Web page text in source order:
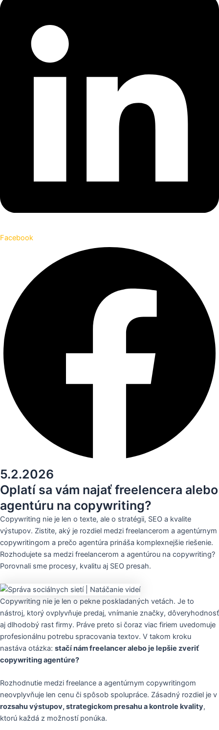
Facebook
5.2.2026
Oplatí sa vám najať freelencera alebo
agentúru na copywriting?
Copywriting nie je len o texte, ale o stratégii, SEO a kvalite
výstupov. Zistite, aký je rozdiel medzi freelancerom a agentúrnym
copywritingom a prečo agentúra prináša komplexnejšie riešenie.
Rozhodujete sa medzi freelancerom a agentúrou na copywriting?
Porovnali sme procesy, kvalitu aj SEO presah.
Copywriting nie je len o pekne poskladaných vetách. Je to
nástroj, ktorý ovplyvňuje predaj, vnímanie značky, dôveryhodnosť
aj dlhodobý rast firmy. Práve preto si čoraz viac firiem uvedomuje
profesionálnu potrebu spracovania textov. V takom kroku
nastáva otázka: stačí nám freelancer alebo je lepšie zveriť
copywriting agentúre?
Rozhodnutie medzi freelance a agentúrnym copywritingom
neovplyvňuje len cenu či spôsob spolupráce. Zásadný rozdiel je v
rozsahu výstupov, strategickom presahu a kontrole kvality,
ktorú každá z možností ponúka.